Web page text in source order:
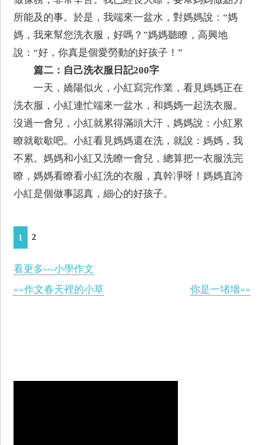
所能及的事。於是，我端來一盆水，對媽媽說：“媽
媽，我來幫您洗衣服，好嗎？”媽媽聽瞭，高興地
說：“好，你真是個愛勞動的好孩子！”
篇二：自己洗衣服日記200字
一天，嬌陽似火，小紅寫完作業，看見媽媽正在
洗衣服，小紅連忙端來一盆水，和媽媽一起洗衣服。
沒過一會兒，小紅就累得滿頭大汗，媽媽說：小紅累
瞭就歇歇吧。小紅看見媽媽還在洗，就說：媽媽，我
不累。媽媽和小紅又洗瞭一會兒，總算把一衣服洗完
瞭，媽媽看瞭看小紅洗的衣服，真幹凈呀！媽媽直誇
小紅是個做事認真，細心的好孩子。
1 2
看更多---小學作文
««作文春天裡的小草
你是一堵墻»»